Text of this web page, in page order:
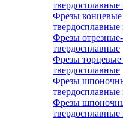
твердосплавные
Фрезы концевые
твердосплавные
Фрезы
твердосплавные
Фрезы торцевые
твердосплавные
Фрезы
твердосплавные
Фрезы
твердосплавные